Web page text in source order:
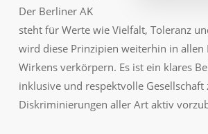
Der Berliner AK
steht für Werte wie Vielfalt, Toleranz
wird diese Prinzipien weiterhin in allen
Wirkens verkörpern. Es ist ein klares
inklusive und respektvolle
Diskriminierungen aller Art aktiv